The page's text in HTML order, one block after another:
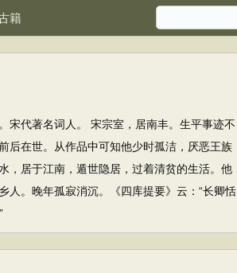
籍
宋代著名词人。 宋宗室，居南丰。生平事迹不
后在世。从作品中可知他少时孤洁，厌恶王族
，居于江南，遁世隐居，过着清贫的生活。他
人。晚年孤寂消沉。《四库提要》云：“长卿恬